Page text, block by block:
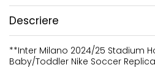
Descriere
**Inter Milano 2024/25 Stadium
Baby/Toddler Nike Soccer